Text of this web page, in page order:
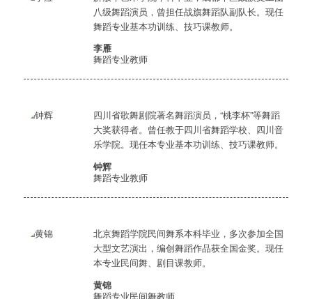
八级舞蹈演员，曾担任战旗舞蹈队副队长。现任
舞蹈专业基本功训练、技巧课教师。
李雁
舞蹈专业教师
四川省歌舞剧院著名舞蹈演员，“桃李杯”等舞蹈
大奖获得者。曾任教于四川省舞蹈学校、四川音
乐学院。现任本专业基本功训练、技巧课教师。
钟辉
舞蹈专业教师
北京舞蹈学院民间舞系本科毕业，多次参加全国
大型文艺演出，编创舞蹈作品获全国金奖。现任
本专业民间舞、剧目课教师。
黄锦
舞蹈专业民间舞教师